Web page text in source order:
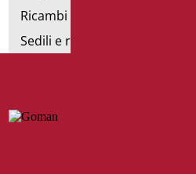
Ricambi e minuteria
Sedili e rialzi WC